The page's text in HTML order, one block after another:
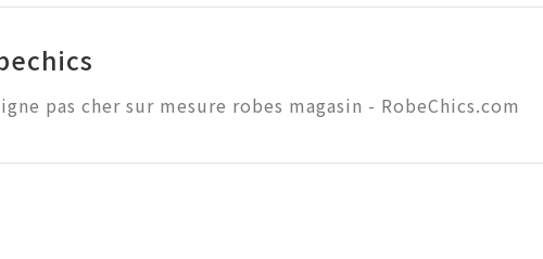
pas cher sur mesure robes magasin - RobeChics.com